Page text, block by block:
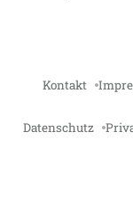
Kontakt
Datenschutz